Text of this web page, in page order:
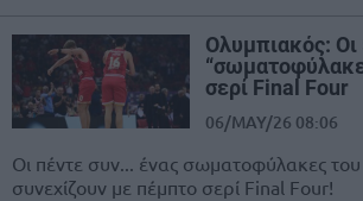
Ολυμπιακός: Οι
σερί Final Four
06/MAY/26 08:06
Οι πέντε συν... ένας σωματοφύλακες
συνεχίζουν με πέμπτο σερί Final Four!